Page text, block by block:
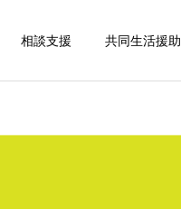
相談支援 共同生活援助